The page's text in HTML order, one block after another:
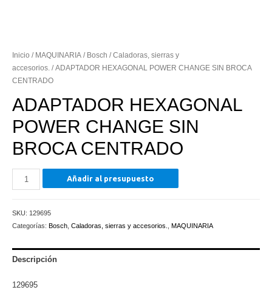
Inicio / MAQUINARIA / Bosch /Caladoras, sierras y
accesorios. / ADAPTADOR HEXAGONAL POWER CHANGE SIN BROCA
CENTRADO
ADAPTADOR HEXAGONAL
POWER CHANGE SIN
BROCA CENTRADO
ADAPTADOR
HEXAGONAL
CHANGE
SIN
CENTRADO
Añadir al presupuesto
SKU: 129695
Categorías: Bosch Caladoras, sierras y accesorios. MAQUINARIA
Descripción
129695